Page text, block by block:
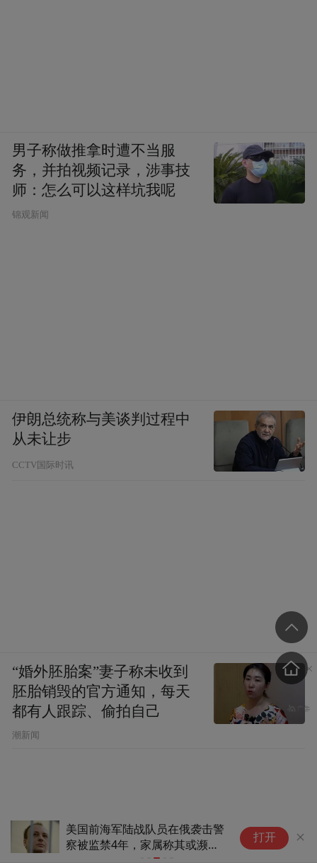
美国前海军陆战队员在俄袭击警
察被监禁4年，家属称其或濒临
打开
男子称做推拿时遭不当服
务，并拍视频记录，涉事技
师：怎么可以这样坑我呢
锦观新闻
伊朗总统称与美谈判过程中
从未让步
CCTV国际时讯
“婚外胚胎案”妻子称未收到
胚胎销毁的官方通知，每天
都有人跟踪、偷拍自己
潮新闻